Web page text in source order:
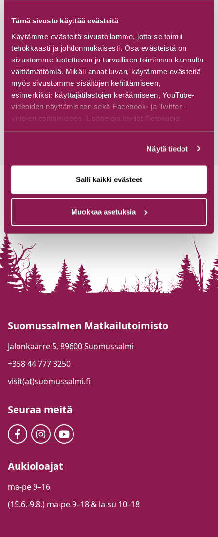
Tämä sivusto käyttää evästeitä
Käytämme evästeitä sivustollamme, jotta se toimii
tehokkaasti ja johdonmukaisesti. Osa evästeistä on
sivustomme luotettavan ja turvallisen toiminnan kannalta
välttämättömiä. Mikäli annat luvan, käytämme evästeitä
myös sivustomme sisältöjen kehittämiseen,
esimerkiksi: käyttäjätilastojen keräämiseen, YouTube-
videoiden näyttämiseen sekä Facebook- ja Twitter -
virtojen esittämiseen. Lisätietoja löydät Tietosuoja-
sivuiltamme.
Näytä tiedot
Salli kaikki evästeet
Muokkaa asetuksia
#Museot ja galleriat #Raatteentie
Raatteen Portin talvisotamuseo
Raatteen Portti
Raatteentie 2, 89800 Suomussalmi
Tutustu
Suomussalmen Matkailutoimisto
Jalonkaarre 5, 89600 Suomussalmi
+358 44 777 3250
visit(at)suomussalmi.fi
Seuraa meitä
Aukioloajat
ma-pe 9–16
(15.6.-9.8.) ma-pe 9–18 & la-su 10–18